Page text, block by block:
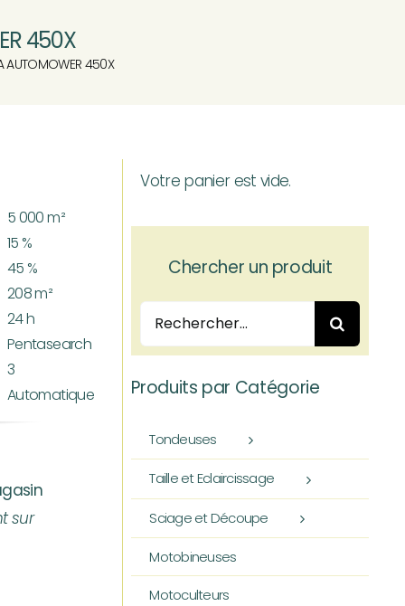
450X
450X
5 000 m²
15 %
45 %
208 m²
24 h
Pentasearch
3
Automatique
sur
Votre panier est vide.
Chercher un produit
Rechercher:
Produits par Catégorie
Tondeuses
Taille et Eclaircissage
Sciage et Découpe
Motobineuses
Motoculteurs